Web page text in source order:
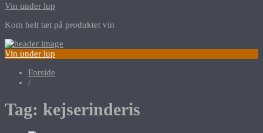
Vin under lup
Kom helt tæt på produktet vin
Vin under lup
Forside
/
Tag: kejserinderis